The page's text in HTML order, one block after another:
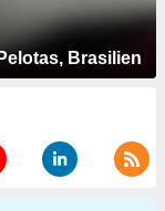
Brasilien